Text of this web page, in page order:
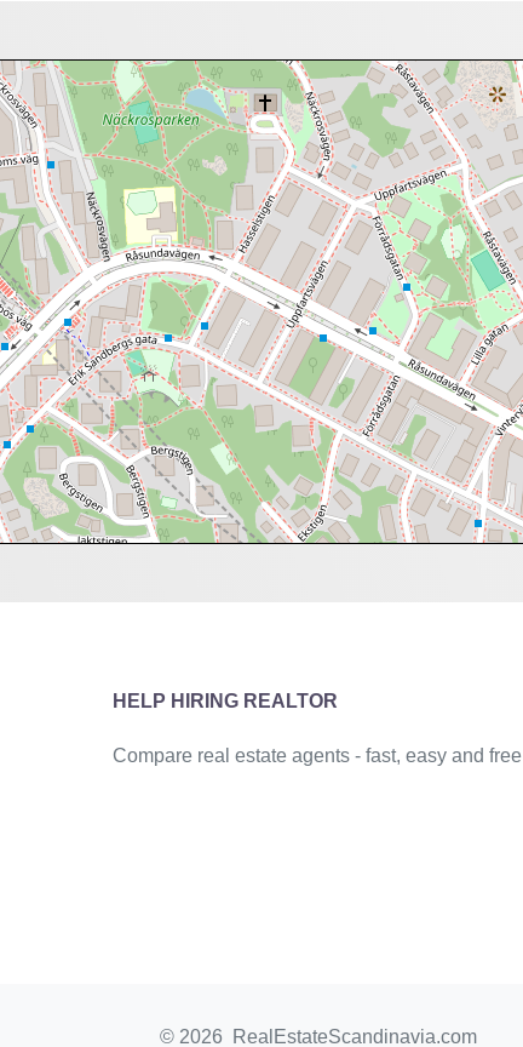
HELP HIRING REALTOR
Compare real estate agents - fast, easy and free
© 2026 RealEstateScandinavia.com